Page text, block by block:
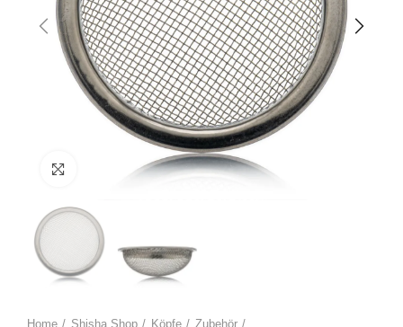
Zum Vergrössern anklicken
Home Shisha Shop Köpfe
Zubehör